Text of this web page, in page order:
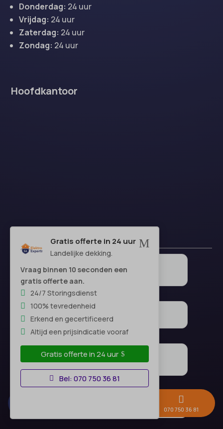
M
Gratis offerte in 24 uur
Landelijke dekking.
Vraag binnen 10 seconden een
gratis offerte aan.
24/7 Storingsdienst
100% tevredenheid
Erkend en gecertificeerd
Altijd een prijsindicatie vooraf
Gratis offerte in 24 uur
Bel: 070 750 36 81
Donderdag: 24 uur
Vrijdag: 24 uur
Zaterdag: 24 uur
Zondag: 24 uur
Hoofdkantoor

070 750 36 81